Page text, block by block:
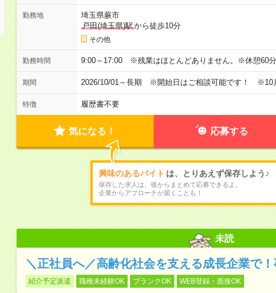
勤務地
埼玉県蕨市
戸田(埼玉県)駅から徒歩10分
その他
勤務時間 9:00～17:00 ※残業はほとんどありません。※休憩60分
期間 2026/10/01～長期 ※開始日はご相談可能です！ ※10
特徴 履歴書不要
気になる！ 応募する
興味のあるバイト は、とりあえず保存しよう♪
保存した求人は、後からまとめて応募できるよ。
企業からアプローチが届くことも！
未読
＼正社員へ／高齢化社会を支える成長企業で！
紹介予定派遣 職種未経験OK ブランクOK WEB登録・面接OK